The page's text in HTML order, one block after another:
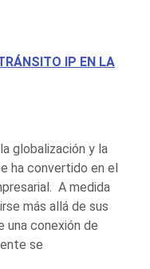
IP EN LA
globalización y la
ha convertido en el
A medida
más allá de sus
una conexión de
se